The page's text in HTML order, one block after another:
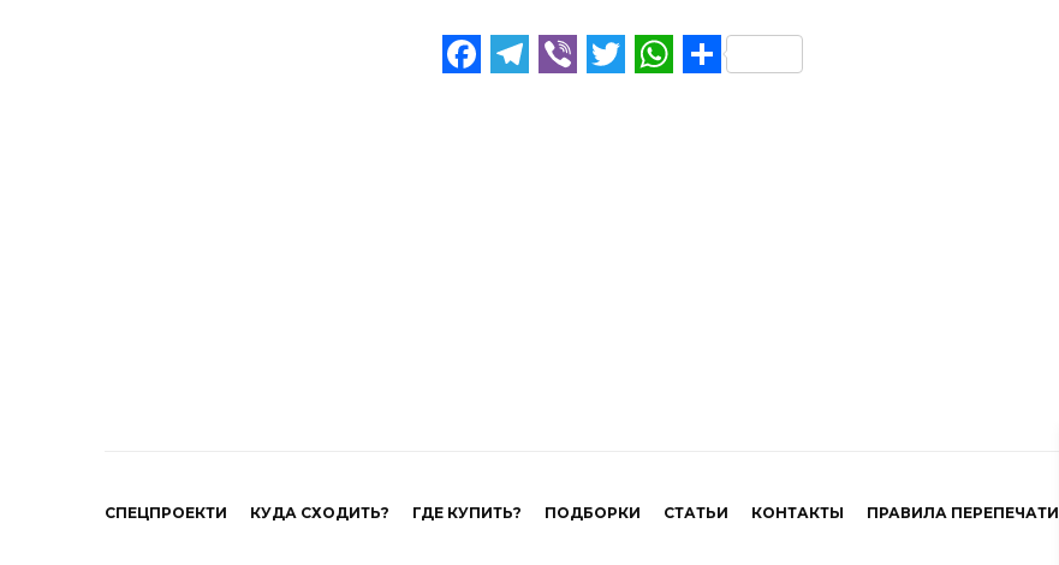
Facebook
Telegram
ViberTwitterWhatsApp
Отправить
СПЕЦПРОЕКТИ КУДА СХОДИТЬ? ГДЕ КУПИТЬ? ПОДБОРКИ СТАТЬИ КОНТАКТЫ ПРАВИЛА ПЕРЕПЕЧАТИ